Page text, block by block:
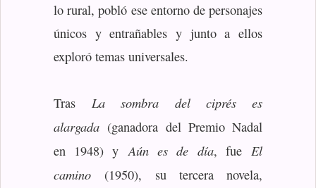
lo rural, pobló ese entorno de personajes
únicos y entrañables y junto a ellos
exploró temas universales.
Tras La sombra del ciprés es
alargada(ganadora del Premio Nadal
en 1948) y Aún es de día, fue El
camino(1950), su tercera novela,